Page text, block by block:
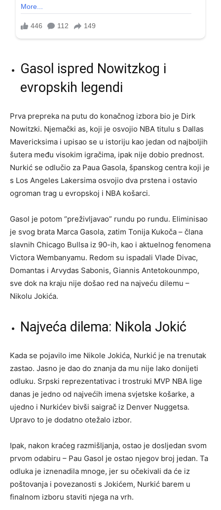
Gasol ispred Nowitzkog i
evropskih legendi
Prva prepreka na putu do konačnog izbora bio je Dirk
Nowitzki. Njemački as, koji je osvojio NBA titulu s Dallas
Mavericksima i upisao se u istoriju kao jedan od najboljih
šutera među visokim igračima, ipak nije dobio prednost.
Nurkić se odlučio za Paua Gasola, španskog centra koji je
s Los Angeles Lakersima osvojio dva prstena i ostavio
ogroman trag u evropskoj i NBA košarci.
Gasol je potom “preživljavao” rundu po rundu. Eliminisao
je svog brata Marca Gasola, zatim Tonija Kukoča – člana
slavnih Chicago Bullsa iz 90-ih, kao i aktuelnog fenomena
Victora Wembanyamu. Redom su ispadali Vlade Divac,
Domantas i Arvydas Sabonis, Giannis Antetokounmpo,
sve dok na kraju nije došao red na najveću dilemu –
Nikolu Jokića.
Najveća dilema: Nikola Jokić
Kada se pojavilo ime Nikole Jokića, Nurkić je na trenutak
zastao. Jasno je dao do znanja da mu nije lako donijeti
odluku. Srpski reprezentativac i trostruki MVP NBA lige
danas je jedno od najvećih imena svjetske košarke, a
ujedno i Nurkićev bivši saigrač iz Denver Nuggetsa.
Upravo to je dodatno otežalo izbor.
Ipak, nakon kraćeg razmišljanja, ostao je dosljedan svom
prvom odabiru – Pau Gasol je ostao njegov broj jedan. Ta
odluka je iznenadila mnoge, jer su očekivali da će iz
poštovanja i povezanosti s Jokićem, Nurkić barem u
finalnom izboru staviti njega na vrh.